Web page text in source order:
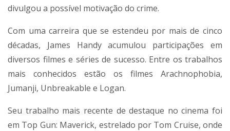
divulgou a possível motivação do crime.
Com uma carreira que se estendeu por mais de cinco
décadas, James Handy acumulou participações em
diversos filmes e séries de sucesso. Entre os trabalhos
mais conhecidos estão os filmes Arachnophobia,
Jumanji, Unbreakable e Logan.
Seu trabalho mais recente de destaque no cinema foi
em Top Gun: Maverick, estrelado por Tom Cruise, onde